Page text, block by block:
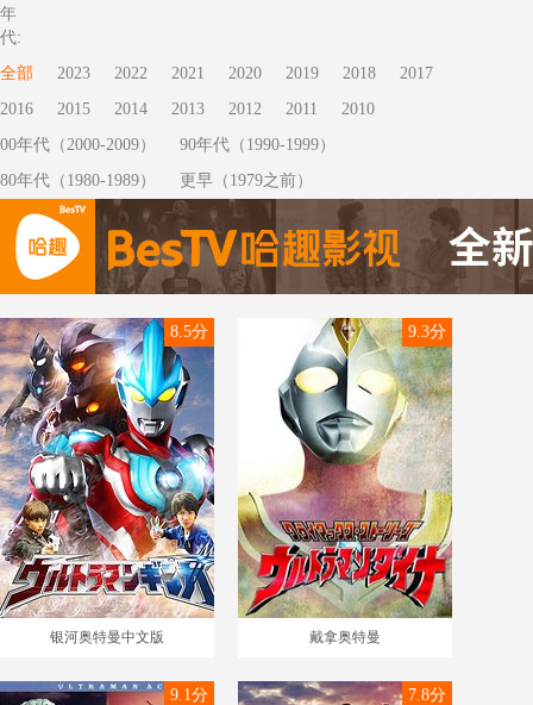
年
代:
全部
2023 2022 2021 2020 2019 2018
2017
2016
2015 2014 2013 2012 2011
2010
00年代（2000-2009）
90年代（1990-1999）
80年代（1980-1989）
更早（1979之前）
银河奥特曼中文版
8.5分
戴拿奥特曼
9.3分
9.1分 7.8分